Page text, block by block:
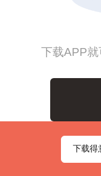
下载APP
下载得